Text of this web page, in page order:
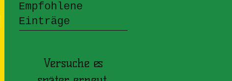
Empfohlene
Einträge
Versuche es